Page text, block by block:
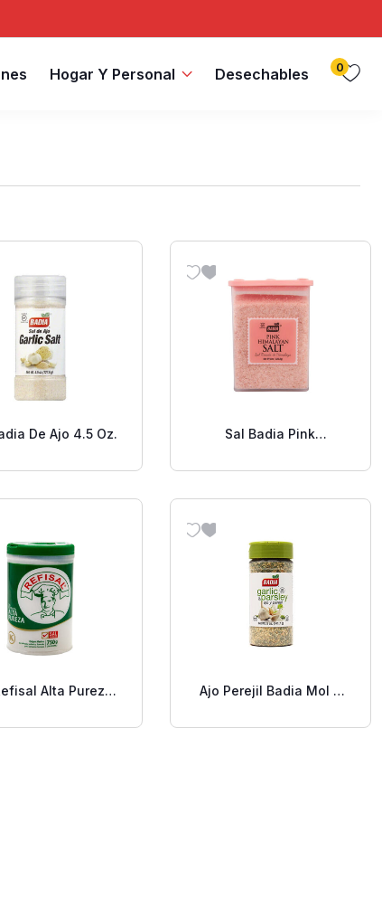
Hogar Y Personal Desechables 0
De Ajo 4.5 Oz.
Sal Badia Pink
Alta Pureza
Ajo Perejil Badia Mol 5